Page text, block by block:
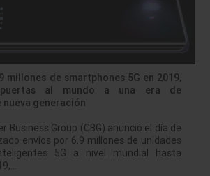
millones de smartphones 5G en 2019,
al mundo a una era de
generación
Business Group (CBG) anunció el día de
envíos por 6.9 millones de unidades
5G a nivel mundial hasta